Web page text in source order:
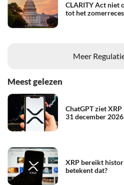
CLARITY Act niet
tot het zomerreces
Meer
Meest gelezen
ChatGPT ziet
31 december 2026
XRP bereikt
betekent dat?